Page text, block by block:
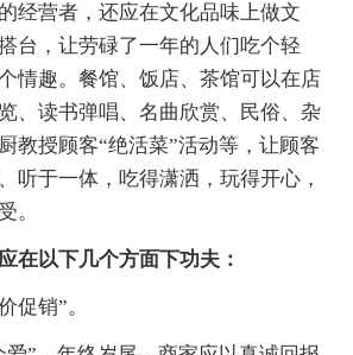
经营者，还应在文化品味上做文
台，让劳碌了一年的人们吃个轻
情趣。餐馆、饭店、茶馆可以在店
、读书弹唱、名曲欣赏、民俗、杂
教授顾客“绝活菜”活动等，让顾客
听于一体，吃得潇洒，玩得开心，
。
在以下几个方面下功夫：
促销”。